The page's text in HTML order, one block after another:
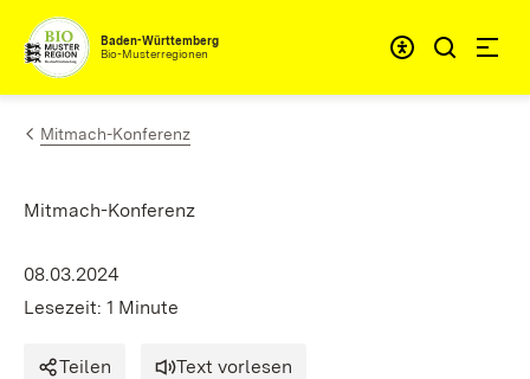
Zum Inhalt springen
Baden-Württemberg
Bio-Musterregionen
Mitmach-Konferenz
Mitmach-Konferenz
08.03.2024
Lesezeit: 1 Minute
Teilen Text vorlesen